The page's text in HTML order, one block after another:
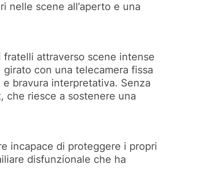
nelle scene all’aperto e una
attraverso scene intense
con una telecamera fissa
bravura interpretativa. Senza
che riesce a sostenere una
incapace di proteggere i propri
disfunzionale che ha